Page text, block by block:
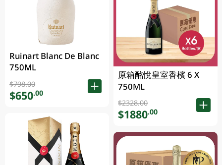
Ruinart Blanc De Blanc
750ML
$798.00
$650.00
原箱酩悅皇室香檳 6 X
750ML
$2328.00
$1880.00